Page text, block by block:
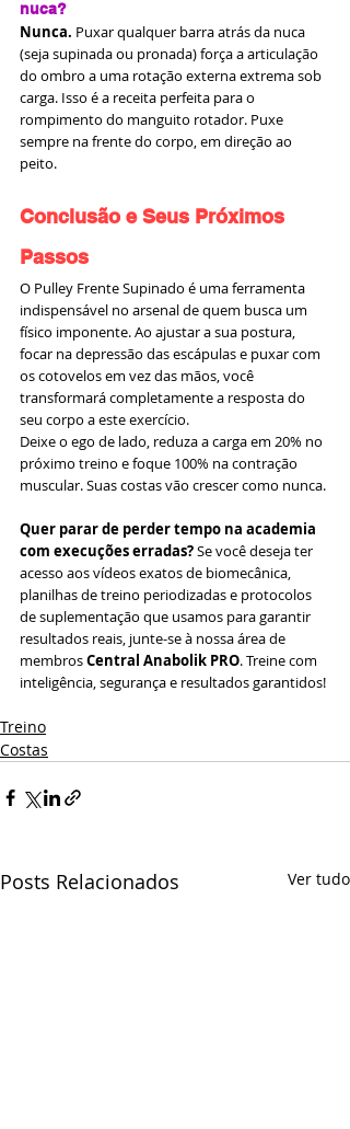
nuca?
Nunca. Puxar qualquer barra atrás da nuca
(seja supinada ou pronada) força a articulação
do ombro a uma rotação externa extrema sob
carga. Isso é a receita perfeita para o
rompimento do manguito rotador. Puxe
sempre na frente do corpo, em direção ao
peito.
Conclusão e Seus Próximos
Passos
O Pulley Frente Supinado é uma ferramenta
indispensável no arsenal de quem busca um
físico imponente. Ao ajustar a sua postura,
focar na depressão das escápulas e puxar com
os cotovelos em vez das mãos, você
transformará completamente a resposta do
seu corpo a este exercício.
Deixe o ego de lado, reduza a carga em 20% no
próximo treino e foque 100% na contração
muscular. Suas costas vão crescer como nunca.
Quer parar de perder tempo na academia
com execuções erradas? Se você deseja ter
acesso aos vídeos exatos de biomecânica,
planilhas de treino periodizadas e protocolos
de suplementação que usamos para garantir
resultados reais, junte-se à nossa área de
membros Central Anabolik PRO. Treine com
inteligência, segurança e resultados garantidos!
Treino
Costas
Posts Relacionados Ver tudo